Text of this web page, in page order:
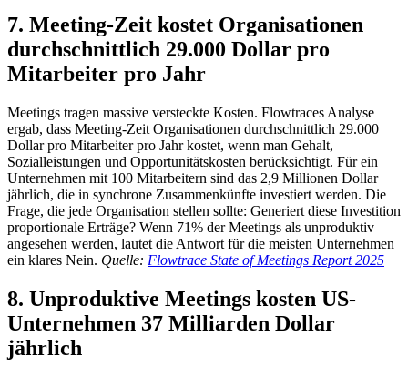
7. Meeting-Zeit kostet Organisationen
durchschnittlich 29.000 Dollar pro
Mitarbeiter pro Jahr
Meetings tragen massive versteckte Kosten. Flowtraces Analyse
ergab, dass Meeting-Zeit Organisationen durchschnittlich 29.000
Dollar pro Mitarbeiter pro Jahr kostet, wenn man Gehalt,
Sozialleistungen und Opportunitätskosten berücksichtigt. Für ein
Unternehmen mit 100 Mitarbeitern sind das 2,9 Millionen Dollar
jährlich, die in synchrone Zusammenkünfte investiert werden. Die
Frage, die jede Organisation stellen sollte: Generiert diese Investition
proportionale Erträge? Wenn 71% der Meetings als unproduktiv
angesehen werden, lautet die Antwort für die meisten Unternehmen
ein klares Nein. Quelle: Flowtrace State of Meetings Report 2025
8. Unproduktive Meetings kosten US-
Unternehmen 37 Milliarden Dollar
jährlich